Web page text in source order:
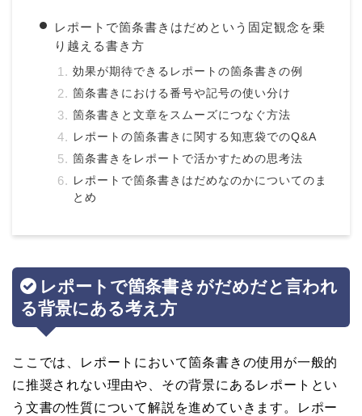
レポートで箇条書きはだめという固定観念を乗
り越える書き方
効果が期待できるレポートの箇条書きの例
箇条書きにおける番号や記号の使い分け
箇条書きと文章をスムーズにつなぐ方法
レポートの箇条書きに関する知恵袋でのQ&A
箇条書きをレポートで活かすための思考法
レポートで箇条書きはだめなのかについてのま
とめ
レポートで箇条書きがだめだと言われ
る背景にある考え方
ここでは、レポートにおいて箇条書きの使用が一般的
に推奨されない理由や、その背景にあるレポートとい
う文書の性質について解説を進めていきます。レポー